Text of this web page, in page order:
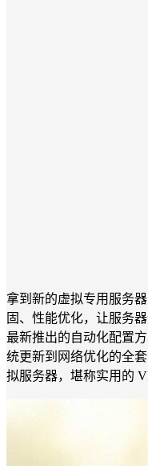
拿到新的虚拟专用服务
固、性能优化，让服务
最新推出的自动化配置
统更新到网络优化的全
拟服务器，堪称实用的